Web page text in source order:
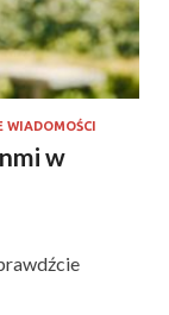
WIADOMOŚCI
w